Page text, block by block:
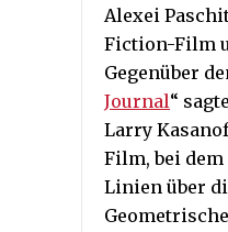
Alexei
Fiction-Film
Gegenüber
Journal“
Larry
Film, bei
Linien über